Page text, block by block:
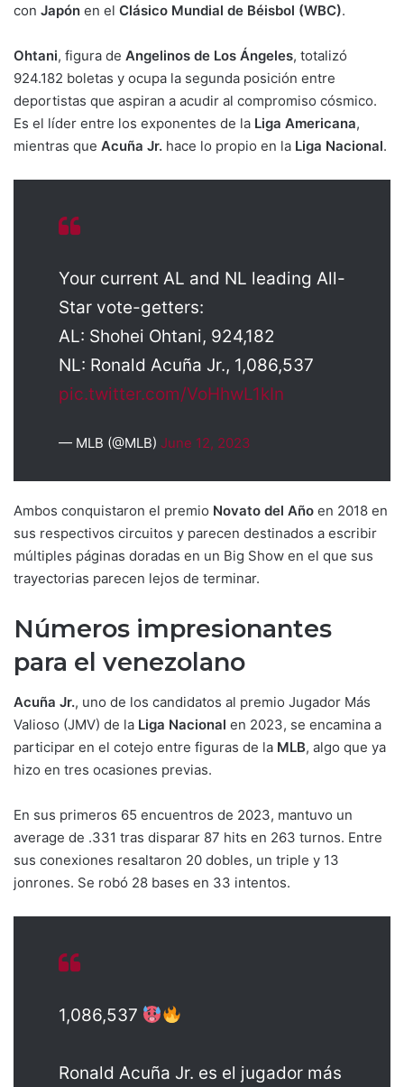
con Japón en el Clásico Mundial de Béisbol (WBC).
Ohtani, figura de Angelinos de Los Ángeles, totalizó
924.182 boletas y ocupa la segunda posición entre
deportistas que aspiran a acudir al compromiso cósmico.
Es el líder entre los exponentes de la Liga Americana,
mientras que Acuña Jr. hace lo propio en la Liga Nacional.
Your current AL and NL leading All-
Star vote-getters:
AL: Shohei Ohtani, 924,182
NL: Ronald Acuña Jr., 1,086,537
pic.twitter.com/VoHhwL1kIn
— MLB (@MLB) June 12, 2023
Ambos conquistaron el premio Novato del Año en 2018 en
sus respectivos circuitos y parecen destinados a escribir
múltiples páginas doradas en un Big Show en el que sus
trayectorias parecen lejos de terminar.
Números impresionantes
para el venezolano
Acuña Jr., uno de los candidatos al premio Jugador Más
Valioso (JMV) de la Liga Nacional en 2023, se encamina a
participar en el cotejo entre figuras de la MLB, algo que ya
hizo en tres ocasiones previas.
En sus primeros 65 encuentros de 2023, mantuvo un
average de .331 tras disparar 87 hits en 263 turnos. Entre
sus conexiones resaltaron 20 dobles, un triple y 13
jonrones. Se robó 28 bases en 33 intentos.
1,086,537
Ronald Acuña Jr. es el jugador más